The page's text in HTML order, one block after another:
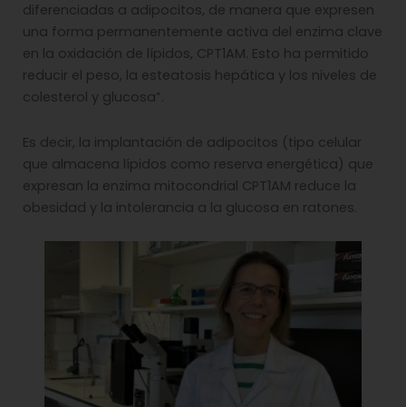
diferenciadas a adipocitos, de manera que expresen
una forma permanentemente activa del enzima clave
en la oxidación de lípidos, CPT1AM. Esto ha permitido
reducir el peso, la esteatosis hepática y los niveles de
colesterol y glucosa”.
Es decir, la implantación de adipocitos (tipo celular
que almacena lípidos como reserva energética) que
expresan la enzima mitocondrial CPT1AM reduce la
obesidad y la intolerancia a la glucosa en ratones.